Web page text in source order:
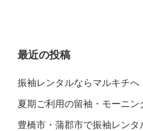
最近の投稿
振袖レンタルならマルキチへ
夏期ご利用の留袖・モーニン
豊橋市・蒲郡市で振袖レン